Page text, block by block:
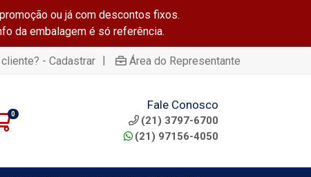
ou já com descontos fixos.
da embalagem é só referência.
- Cadastrar | Área do Representante
0
Fale Conosco
(21) 3797-6700
(21) 97156-4050